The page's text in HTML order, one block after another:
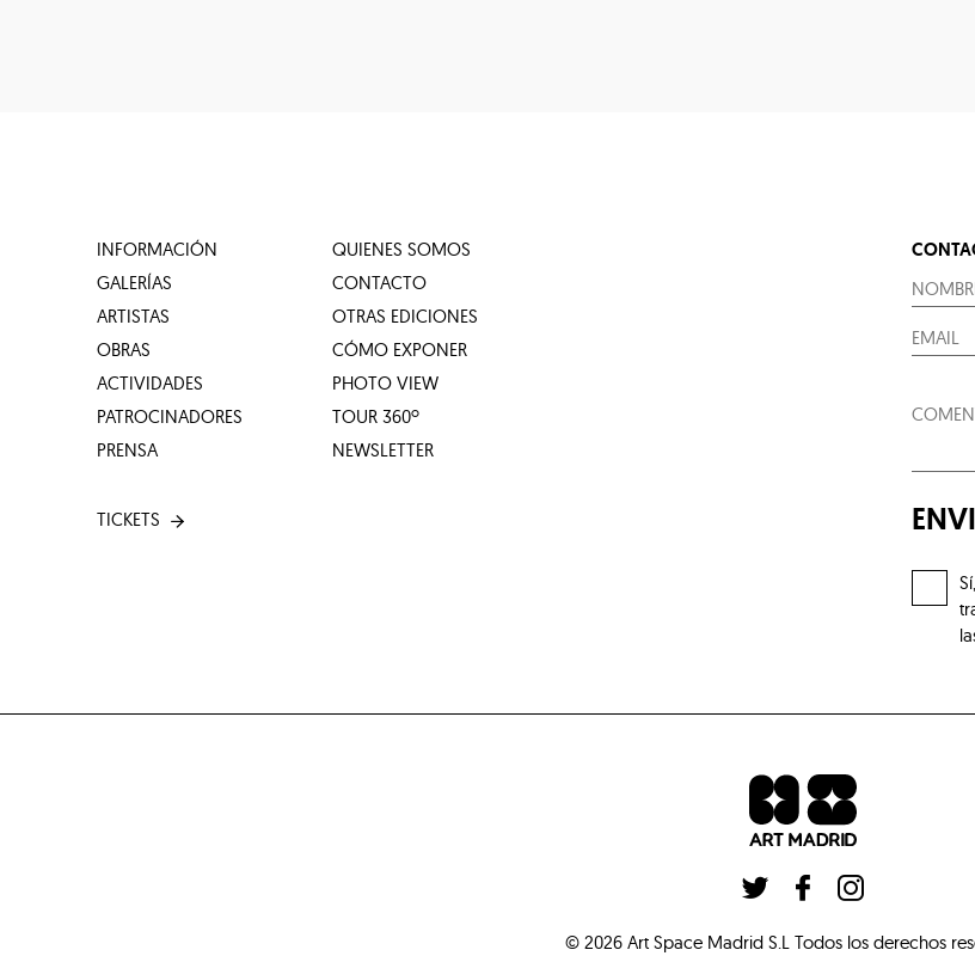
INFORMACIÓN
GALERÍAS
ARTISTAS
OBRAS
ACTIVIDADES
PATROCINADORES
PRENSA
TICKETS
QUIENES SOMOS
CONTACTO
OTRAS EDICIONES
CÓMO EXPONER
PHOTO VIEW
TOUR 360º
NEWSLETTER
© 2026 Art Space Madrid S.L Todos los derechos